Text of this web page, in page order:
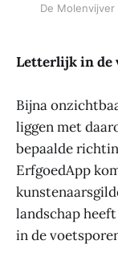
De
Letterlijk in de
Bijna
liggen met
bepaalde
ErfgoedApp
landschap
in de